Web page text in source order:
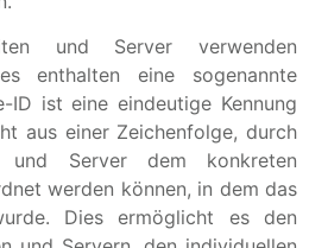
und Server verwenden
enthalten eine sogenannte
ID ist eine eindeutige Kennung
aus einer Zeichenfolge, durch
und Server dem konkreten
werden können, in dem das
Dies ermöglicht es den